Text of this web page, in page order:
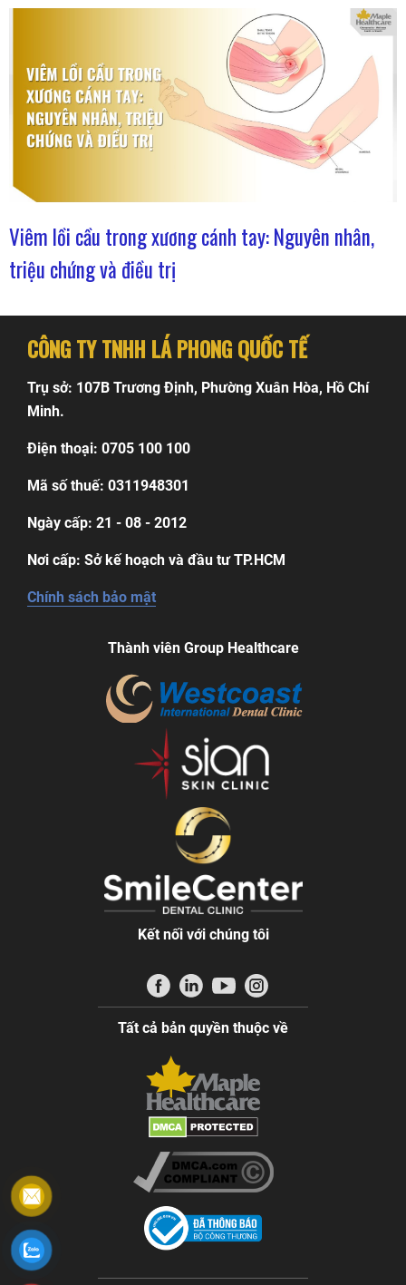
Viêm lồi cầu trong xương cánh tay: Nguyên nhân,
triệu chứng và điều trị
CÔNG TY TNHH LÁ PHONG QUỐC TẾ
Trụ sở: 107B Trương Định, Phường Xuân Hòa, Hồ Chí
Minh.
Điện thoại: 0705 100 100
Mã số thuế: 0311948301
Ngày cấp: 21 - 08 - 2012
Nơi cấp: Sở kế hoạch và đầu tư TP.HCM
Chính sách bảo mật
Thành viên Group Healthcare
Kết nối với chúng tôi
Tất cả bản quyền thuộc về